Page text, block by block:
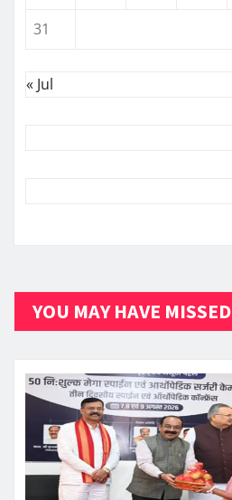
31
« Jul
YOU MAY HAVE MISSED